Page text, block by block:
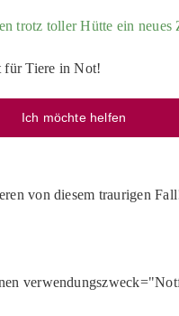
trotz toller Hütte ein neues
für Tiere in Not!
Ich möchte helfen
von diesem traurigen